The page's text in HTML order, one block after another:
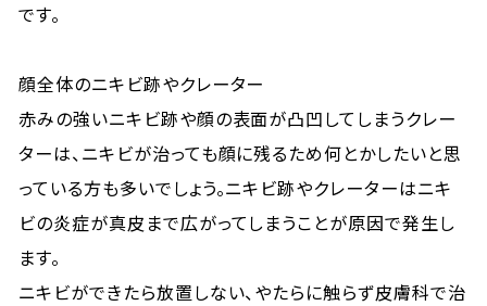
です。
顔全体のニキビ跡やクレーター
赤みの強いニキビ跡や顔の表面が凸凹してしまうクレー
ターは、ニキビが治っても顔に残るため何とかしたいと思
っている方も多いでしょう。ニキビ跡やクレーターはニキ
ビの炎症が真皮まで広がってしまうことが原因で発生し
ます。
ニキビができたら放置しない、やたらに触らず皮膚科で治